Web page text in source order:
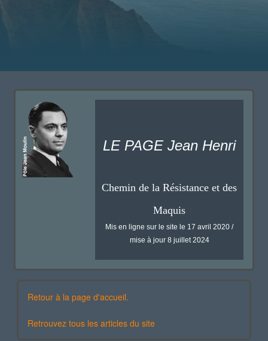
LE PAGE Jean Henri
Chemin de la Résistance et des
Maquis
Mis en ligne sur le site le 17 avril 2020 /
mise à jour 8 juillet 2024
Retour à la page d'accueil.
Retrouvez tous les articles du site